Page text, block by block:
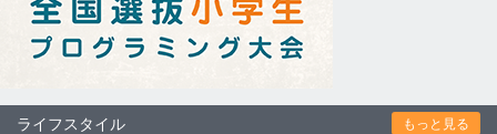
ライフスタイル もっと見る